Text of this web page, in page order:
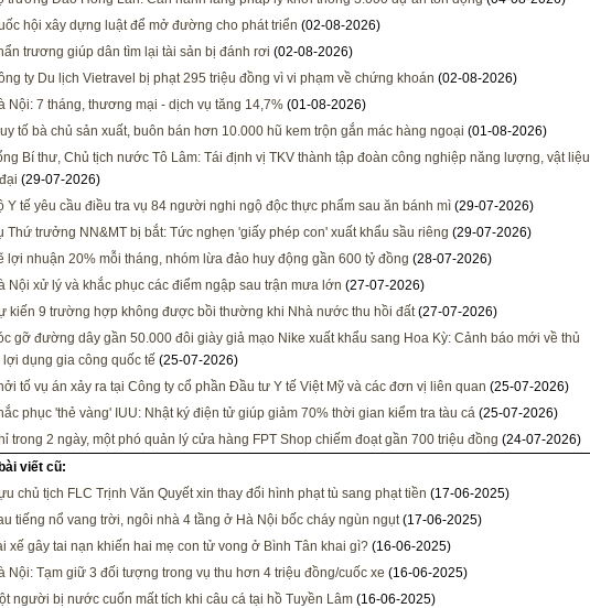
hội xây dựng luật để mở đường cho phát triển (02-08-2026)
trương giúp dân tìm lại tài sản bị đánh rơi (02-08-2026)
ty Du lịch Vietravel bị phạt 295 triệu đồng vì vi phạm về chứng khoán (02-08-2026)
Nội: 7 tháng, thương mại - dịch vụ tăng 14,7% (01-08-2026)
tố bà chủ sản xuất, buôn bán hơn 10.000 hũ kem trộn gắn mác hàng ngoại (01-08-2026)
Bí thư, Chủ tịch nước Tô Lâm: Tái định vị TKV thành tập đoàn công nghiệp năng lượng, vật liệu
(29-07-2026)
Y tế yêu cầu điều tra vụ 84 người nghi ngộ độc thực phẩm sau ăn bánh mì (29-07-2026)
Thứ trưởng NN&MT bị bắt: Tức nghẹn 'giấy phép con' xuất khẩu sầu riêng (29-07-2026)
lợi nhuận 20% mỗi tháng, nhóm lừa đảo huy động gần 600 tỷ đồng (28-07-2026)
Nội xử lý và khắc phục các điểm ngập sau trận mưa lớn (27-07-2026)
kiến 9 trường hợp không được bồi thường khi Nhà nước thu hồi đất(27-07-2026)
gỡ đường dây gần 50.000 đôi giày giả mạo Nike xuất khẩu sang Hoa Kỳ: Cảnh báo mới về thủ
lợi dụng gia công quốc tế (25-07-2026)
tố vụ án xảy ra tại Công ty cổ phần Đầu tư Y tế Việt Mỹ và các đơn vị liên quan (25-07-2026)
phục 'thẻ vàng' IUU: Nhật ký điện tử giúp giảm 70% thời gian kiểm tra tàu cá (25-07-2026)
trong 2 ngày, một phó quản lý cửa hàng FPT Shop chiếm đoạt gần 700 triệu đồng (24-07-2026)
viết cũ:
chủ tịch FLC Trịnh Văn Quyết xin thay đổi hình phạt tù sang phạt tiền (17-06-2025)
tiếng nổ vang trời, ngôi nhà 4 tầng ở Hà Nội bốc cháy ngùn ngụt(17-06-2025)
xế gây tai nạn khiến hai mẹ con tử vong ở Bình Tân khai gì? (16-06-2025)
Nội: Tạm giữ 3 đối tượng trong vụ thu hơn 4 triệu đồng/cuốc xe (16-06-2025)
người bị nước cuốn mất tích khi câu cá tại hồ Tuyền Lâm (16-06-2025)